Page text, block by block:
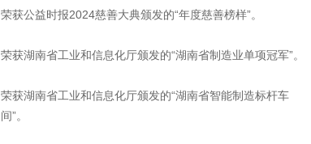
荣获公益时报2024慈善大典颁发的“年度慈善榜样”。
荣获湖南省工业和信息化厅颁发的“湖南省制造业单项冠军”。
荣获湖南省工业和信息化厅颁发的“湖南省智能制造标杆车
间”。